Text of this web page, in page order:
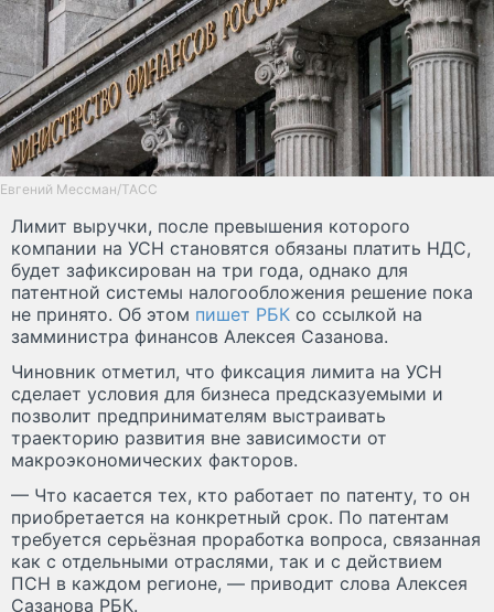
Евгений Мессман/ТАСС
Лимит выручки, после превышения которого
компании на УСН становятся обязаны платить НДС,
будет зафиксирован на три года, однако для
патентной системы налогообложения решение пока
не принято. Об этом пишет РБК со ссылкой на
замминистра финансов Алексея Сазанова.
Чиновник отметил, что фиксация лимита на УСН
сделает условия для бизнеса предсказуемыми и
позволит предпринимателям выстраивать
траекторию развития вне зависимости от
макроэкономических факторов.
— Что касается тех, кто работает по патенту, то он
приобретается на конкретный срок. По патентам
требуется серьёзная проработка вопроса, связанная
как с отдельными отраслями, так и с действием
ПСН в каждом регионе, — приводит слова Алексея
Сазанова РБК.